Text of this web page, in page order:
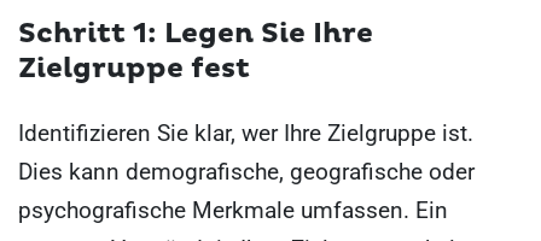
Schritt 1: Legen Sie Ihre
Zielgruppe fest
Identifizieren Sie klar, wer Ihre Zielgruppe ist.
Dies kann demografische, geografische oder
psychografische Merkmale umfassen. Ein